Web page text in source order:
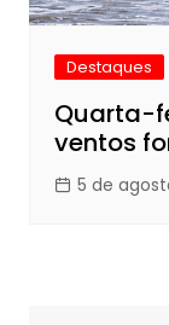
Destaques
Quarta-
ventos
5 de